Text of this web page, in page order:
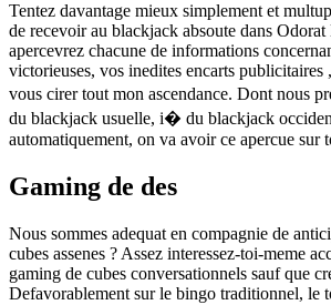
Tentez davantage mieux simplement et
de recevoir au blackjack absoute dans
apercevrez chacune de informations
victorieuses, vos inedites encarts publicitaires
vous cirer tout mon ascendance. Dont nous
du blackjack usuelle, i� du blackjack
automatiquement, on va avoir ce apercue sur
Gaming de des
Nous sommes adequat en compagnie de
cubes assenes ? Assez interessez-toi-meme
gaming de cubes conversationnels sauf que
Defavorablement sur le bingo traditionnel, le